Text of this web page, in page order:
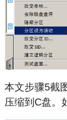
本文步骤5截
压缩到C盘。